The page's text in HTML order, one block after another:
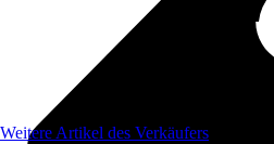
Weitere Artikel des Verkäufers